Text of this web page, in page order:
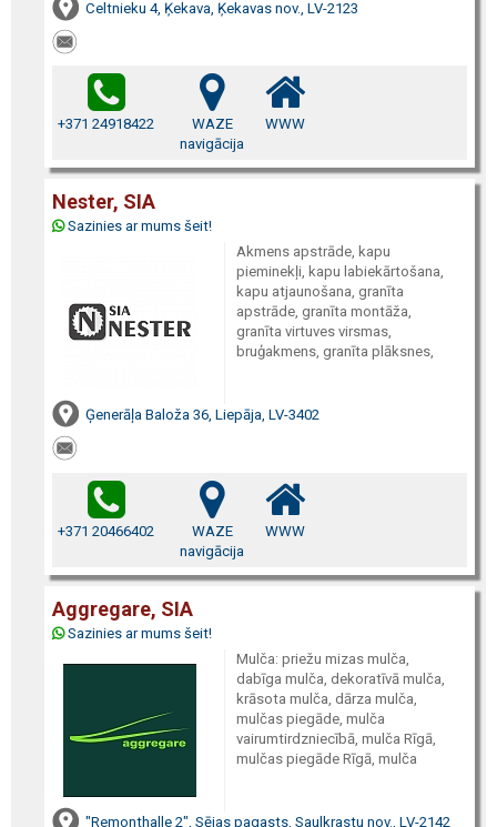
Celtnieku 4, Ķekava, Ķekavas nov., LV-2123
+371 24918422
WAZE
navigācija
WWW
Nester, SIA
Sazinies ar mums šeit!
Akmens apstrāde, kapu
pieminekļi, kapu labiekārtošana,
kapu atjaunošana, granīta
apstrāde, granīta montāža,
granīta virtuves virsmas,
bruģakmens, granīta plāksnes,
Ģenerāļa Baloža 36, Liepāja, LV-3402
+371 20466402
WAZE
navigācija
WWW
Aggregare, SIA
Sazinies ar mums šeit!
Mulča: priežu mizas mulča,
dabīga mulča, dekoratīvā mulča,
krāsota mulča, dārza mulča,
mulčas piegāde, mulča
vairumtirdzniecībā, mulča Rīgā,
mulčas piegāde Rīgā, mulča
"Remonthalle 2", Sējas pagasts, Saulkrastu nov., LV-2142